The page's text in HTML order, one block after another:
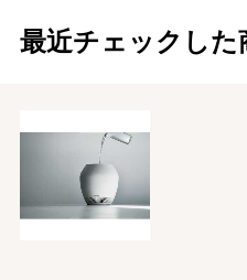
最近チェックした
バレンタイ